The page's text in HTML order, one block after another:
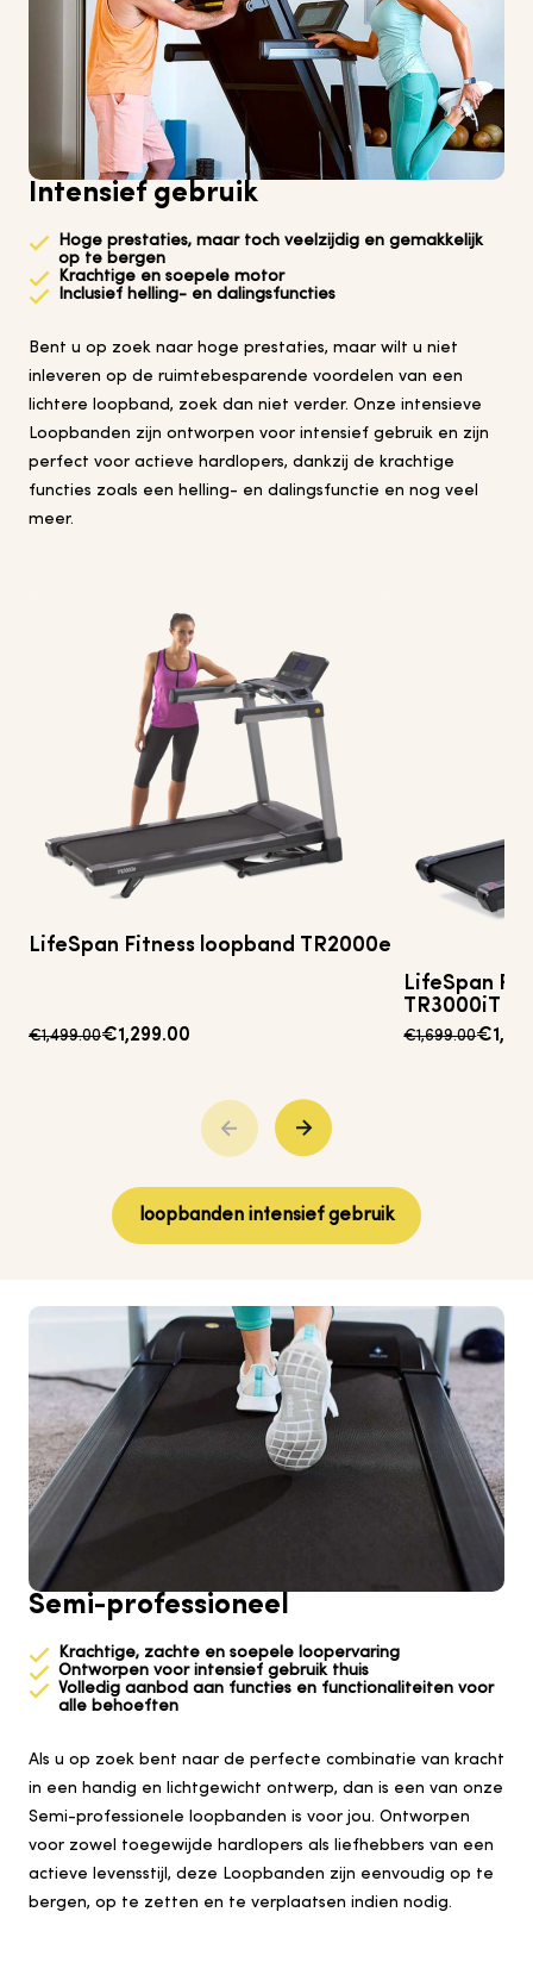
Intensief gebruik
Hoge prestaties, maar toch veelzijdig en gemakkelijk
op te bergen
Krachtige en soepele motor
Inclusief helling- en dalingsfuncties
Bent u op zoek naar hoge prestaties, maar wilt u niet
inleveren op de ruimtebesparende voordelen van een
lichtere loopband, zoek dan niet verder. Onze intensieve
Loopbanden zijn ontworpen voor intensief gebruik en zijn
perfect voor actieve hardlopers, dankzij de krachtige
functies zoals een helling- en dalingsfunctie en nog veel
meer.
LifeSpan Fitness loopband TR2000e
€1,499.00€1,299.00
LifeSpan
TR3000iT
€1,699.00
loopbanden intensief gebruik
Semi-professioneel
Krachtige, zachte en soepele loopervaring
Ontworpen voor intensief gebruik thuis
Volledig aanbod aan functies en functionaliteiten voor
alle behoeften
Als u op zoek bent naar de perfecte combinatie van kracht
in een handig en lichtgewicht ontwerp, dan is een van onze
Semi-professionele loopbanden is voor jou. Ontworpen
voor zowel toegewijde hardlopers als liefhebbers van een
actieve levensstijl, deze Loopbanden zijn eenvoudig op te
bergen, op te zetten en te verplaatsen indien nodig.